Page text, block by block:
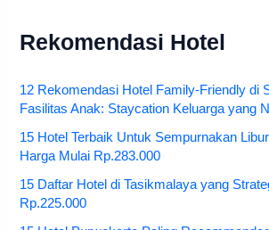
Rekomendasi Hotel
12 Rekomendasi Hotel Family-Friendly di
Fasilitas Anak: Staycation Keluarga yang
15 Hotel Terbaik Untuk Sempurnakan
Harga Mulai Rp.283.000
15 Daftar Hotel di Tasikmalaya yang
Rp.225.000